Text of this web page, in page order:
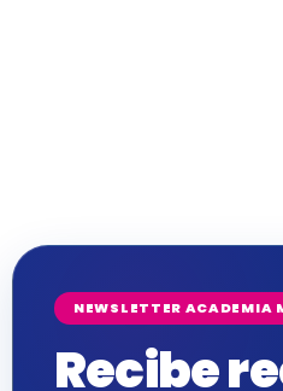
NEWSLETTER ACADEMIA
Recibe